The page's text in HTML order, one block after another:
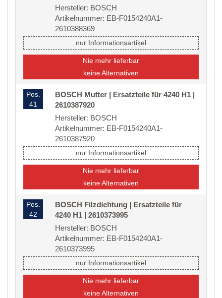
Hersteller: BOSCH
Artikelnummer: EB-F0154240A1-
2610388369
nur Informationsartikel
Nie mehr lieferbar
keine Alternativen
Pos.
41
BOSCH Mutter | Ersatzteile für 4240 H1 |
2610387920
Hersteller: BOSCH
Artikelnummer: EB-F0154240A1-
2610387920
nur Informationsartikel
Nie mehr lieferbar
keine Alternativen
Pos.
42
BOSCH Filzdichtung | Ersatzteile für
4240 H1 | 2610373995
Hersteller: BOSCH
Artikelnummer: EB-F0154240A1-
2610373995
nur Informationsartikel
Nie mehr lieferbar
keine Alternativen